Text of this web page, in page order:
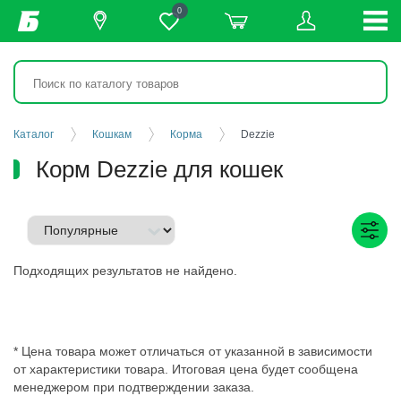
0
Каталог Кошкам Корма Dezzie
Корм Dezzie для кошек
Подходящих результатов не найдено.
* Цена товара может отличаться от указанной в зависимости
от характеристики товара. Итоговая цена будет сообщена
менеджером при подтверждении заказа.